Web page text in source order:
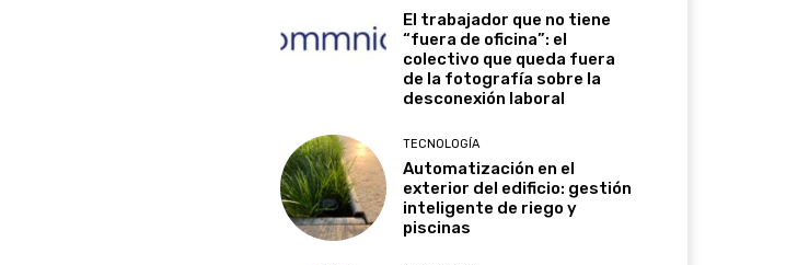
El trabajador que no tiene
“fuera de oficina”: el
colectivo que queda fuera
de la fotografía sobre la
desconexión laboral
TECNOLOGÍA
Automatización en el
exterior del edificio: gestión
inteligente de riego y
piscinas